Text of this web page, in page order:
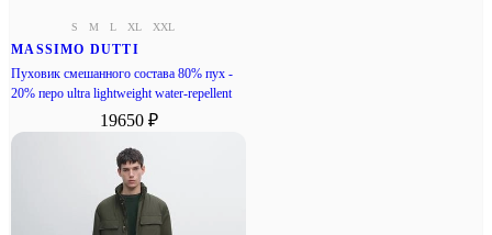
S M L XL XXL
MASSIMO DUTTI
Пуховик смешанного состава 80% пух -
20% перо ultra lightweight water-repellent
19650 ₽